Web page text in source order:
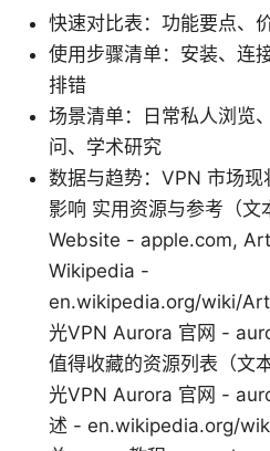
快速对比表：功能要点、
使用步骤清单：安装、连
排错
场景清单：日常私人浏览
问、学术研究
数据与趋势：VPN 市场
影响 实用资源与参考（文
Website - apple.com,
Wikipedia -
en.wikipedia.org/wiki/
光VPN Aurora 官网 -
值得收藏的资源列表（文
光VPN Aurora 官网 -
述 - en.wikipedia.org/